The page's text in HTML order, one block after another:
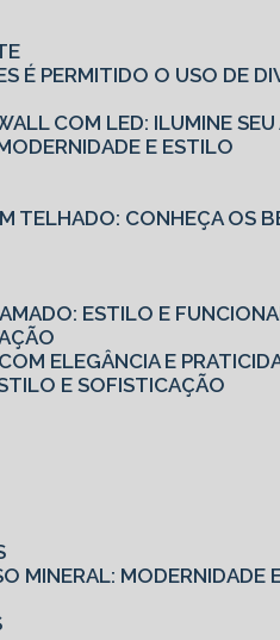
É PERMITIDO O USO DE
COM LED: ILUMINE
E ESTILO
TELHADO: CONHEÇA OS
ESTILO E
ELEGÂNCIA E
E SOFISTICAÇÃO
MINERAL: MODERNIDADE